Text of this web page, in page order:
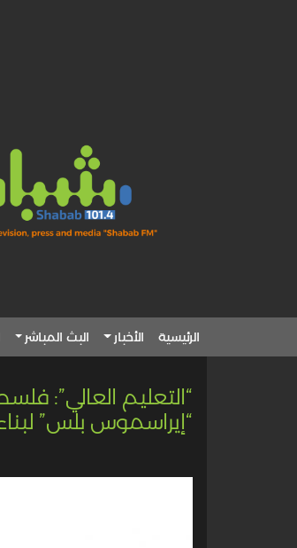
الرئيسية الأخبار البث المباشر
“التعليم العالي”:
“إيراسموس بلس”